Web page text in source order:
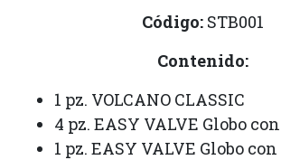
Código:STB001
Contenido:
1 pz. VOLCANO CLASSIC
4 pz. EASY VALVE Globo
1 pz. EASY VALVE Globo